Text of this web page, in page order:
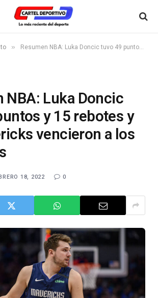
» Resumen NBA: Luka Doncic tuvo 49 puntos y 15 rebotes y los Mavericks vencieron a los Pelicanos
NBA: Luka Doncic
y 15 rebotes y
vencieron a los
18, 2022 0